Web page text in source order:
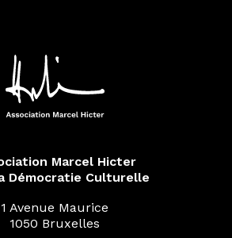
Marcel Hicter
Démocratie Culturelle
1 Avenue Maurice
1050 Bruxelles